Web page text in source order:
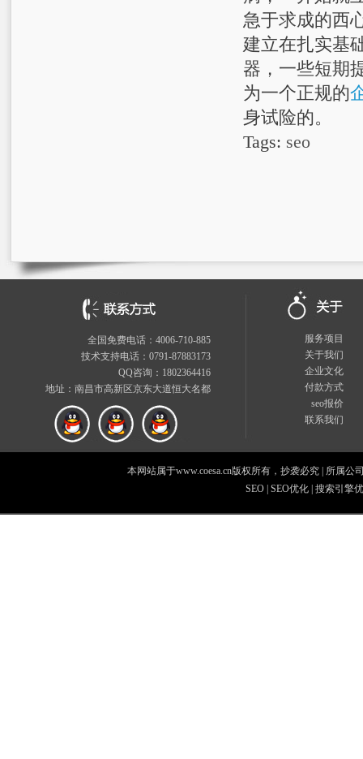
急于求成的西
建立在扎实基
器，一些短期
为一个正规的
身试险的。
Tags: seo
全国免费电话：4006-710-885
技术支持电话：0791-87883173
QQ咨询：1802364416
地址：南昌市高新区京东大道恒大名都
服务项目
关于我们
企业文化
付款方式
seo报价
联系我们
本网站属于www.coesa.cn版权所有，抄袭必究
所属公
SEO| SEO优化| 搜索引擎